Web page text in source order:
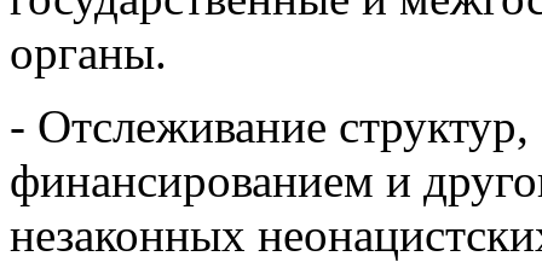
органы.
- Отслеживание
финансированием и
незаконных